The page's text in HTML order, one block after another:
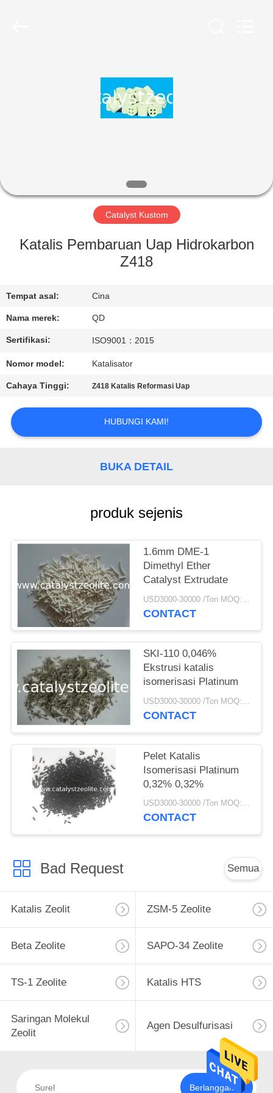
TUR
HUBUNGI
KAMI
KASUS
Catalyst Kustom
Katalis Pembaruan Uap Hidrokarbon
Z418
Tempat asal: Cina
Nama merek: QD
Sertifikasi: ISO9001：2015
Nomor model: Katalisator
Cahaya Tinggi: Z418 Katalis Reformasi Uap
HUBUNGI KAMI!
BUKA DETAIL
produk sejenis
1.6mm DME-1
Dimethyl Ether
Catalyst Extrudate
USD3000-30000 /Ton MOQ:1 KG
CONTACT
SKI-110 0,046%
Ekstrusi katalis
isomerisasi Platinum
USD3000-30000 /Ton MOQ:1 KG
CONTACT
Pelet Katalis
Isomerisasi Platinum
0,32% 0,32%
USD3000-30000 /Ton MOQ:1 KG
CONTACT
Bad Request Semua
Katalis Zeolit ZSM-5 Zeolite
Beta Zeolite SAPO-34 Zeolite
TS-1 Zeolite Katalis HTS
Saringan Molekul
Zeolit
Agen Desulfurisasi
Berlangganan